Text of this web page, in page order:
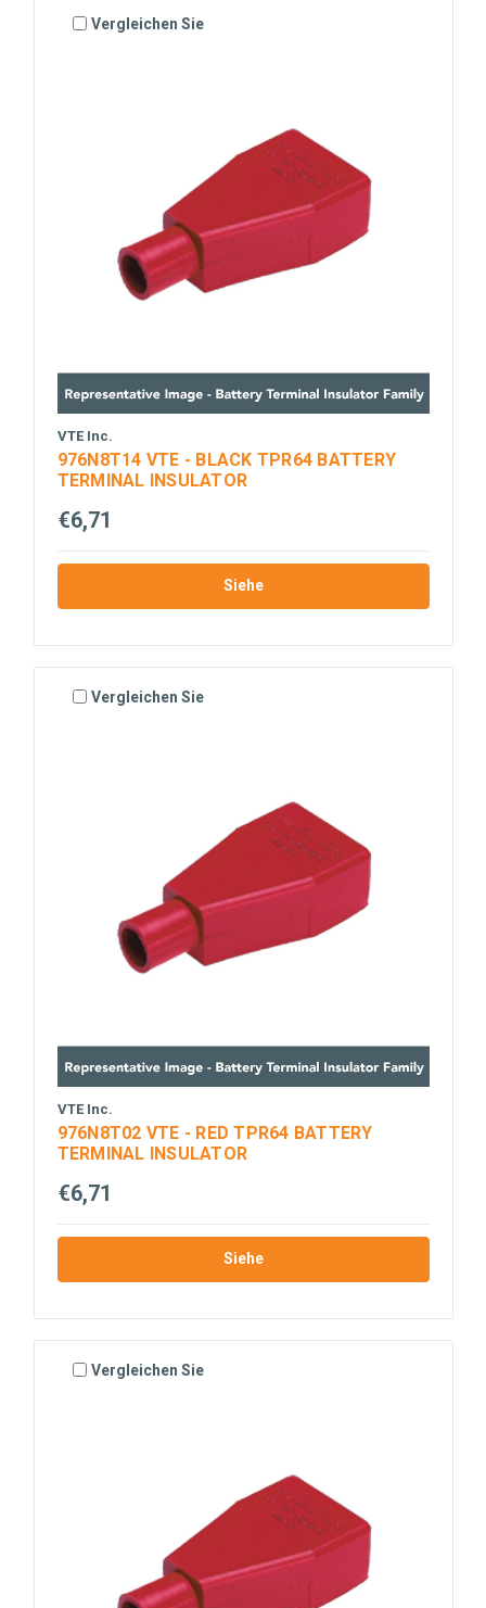
Vergleichen Sie
VTE Inc.
976N8T14 VTE - BLACK TPR64 BATTERY
TERMINAL INSULATOR
€6,71
Siehe
Vergleichen Sie
VTE Inc.
976N8T02 VTE - RED TPR64 BATTERY
TERMINAL INSULATOR
€6,71
Siehe
Vergleichen Sie